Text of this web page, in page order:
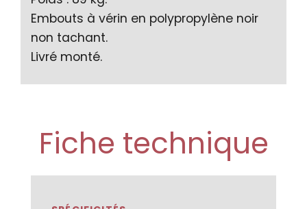
Embouts à vérin en polypropylène noir
non tachant.
Livré monté.
Fiche technique